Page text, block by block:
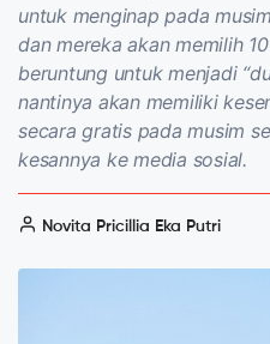
untuk menginap pada
dan mereka akan memilih
beruntung untuk menjadi
nantinya akan memiliki
secara gratis pada musim
kesannya ke media sosial.
Novita Pricillia Eka Putri